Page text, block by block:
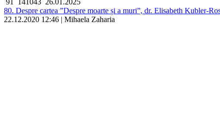
91 141043 26.01.2025
80. Despre cartea ”Despre moarte și a muri”, dr. Elisabeth Kubler-
22.12.2020 12:46 | Mihaela Zaharia